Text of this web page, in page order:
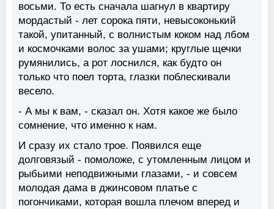
восьми. То есть сначала шагнул в квартиру
мордастый - лет сорока пяти, невысоконький
такой, упитанный, с волнистым коком над лбом
и космочками волос за ушами; круглые щечки
румянились, а рот лоснился, как будто он
только что поел торта, глазки поблескивали
весело.
- А мы к вам, - сказал он. Хотя какое же было
сомнение, что именно к нам.
И сразу их стало трое. Появился еще
долговязый - помоложе, с утомленным лицом и
рыбьими неподвижными глазами, - и совсем
молодая дама в джинсовом платье с
погончиками, которая вошла плечом вперед и